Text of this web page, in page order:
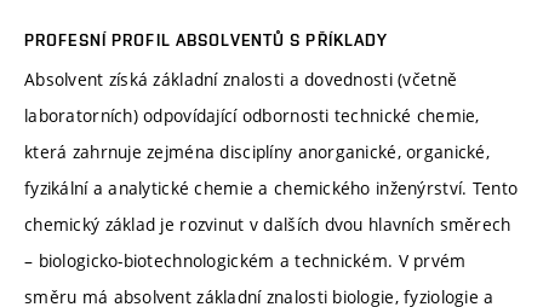
PROFESNÍ PROFIL ABSOLVENTŮ S PŘÍKLADY
Absolvent získá základní znalosti a dovednosti (včetně
laboratorních) odpovídající odbornosti technické chemie,
která zahrnuje zejména disciplíny anorganické, organické,
fyzikální a analytické chemie a chemického inženýrství. Tento
chemický základ je rozvinut v dalších dvou hlavních směrech
– biologicko-biotechnologickém a technickém. V prvém
směru má absolvent základní znalosti biologie, fyziologie a